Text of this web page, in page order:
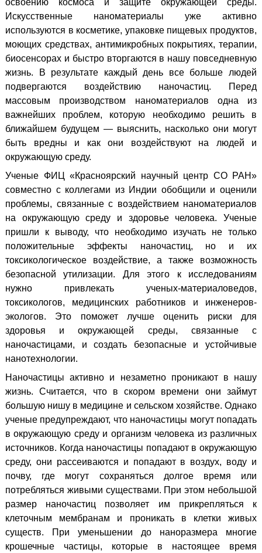
Искусственные наноматериалы уже активно
используются в косметике, упаковке пищевых продуктов,
моющих средствах, антимикробных покрытиях, терапии,
биосенсорах и быстро вторгаются в нашу повседневную
жизнь. В результате каждый день все больше людей
подвергаются воздействию наночастиц. Перед
массовым производством наноматериалов одна из
важнейших проблем, которую необходимо решить в
ближайшем будущем — выяснить, насколько они могут
быть вредны и как они воздействуют на людей и
окружающую среду.
Ученые ФИЦ «Красноярский научный центр СО РАН»
совместно с коллегами из Индии обобщили и оценили
проблемы, связанные с воздействием наноматериалов
на окружающую среду и здоровье человека. Ученые
пришли к выводу, что необходимо изучать не только
положительные эффекты наночастиц, но и их
токсикологическое воздействие, а также возможность
безопасной утилизации. Для этого к исследованиям
нужно привлекать ученых-материаловедов,
токсикологов, медицинских работников и инженеров-
экологов. Это поможет лучше оценить риски для
здоровья и окружающей среды, связанные с
наночастицами, и создать безопасные и устойчивые
нанотехнологии.
Наночастицы активно и незаметно проникают в нашу
жизнь. Считается, что в скором времени они займут
большую нишу в медицине и сельском хозяйстве. Однако
ученые предупреждают, что наночастицы могут попадать
в окружающую среду и организм человека из различных
источников. Когда наночастицы попадают в окружающую
среду, они рассеиваются и попадают в воздух, воду и
почву, где могут сохраняться долгое время или
потребляться живыми существами. При этом небольшой
размер наночастиц позволяет им прикрепляться к
клеточным мембранам и проникать в клетки живых
существ. При уменьшении до наноразмера многие
крошечные частицы, которые в настоящее время